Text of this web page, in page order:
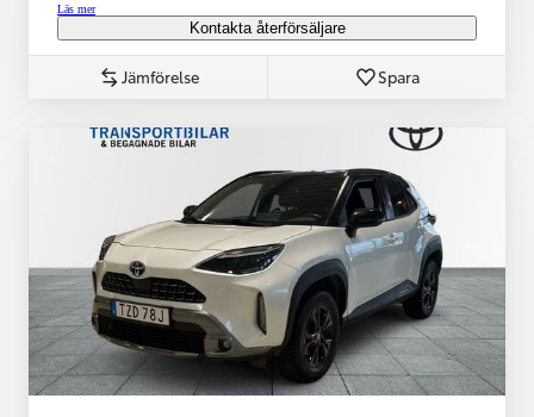
Läs mer
Kontakta återförsäljare
Jämförelse Spara